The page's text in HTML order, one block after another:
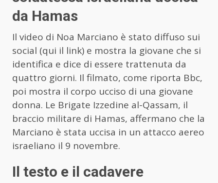
da Hamas
Il video di Noa Marciano è stato diffuso sui
social (qui il link) e mostra la giovane che si
identifica e dice di essere trattenuta da
quattro giorni. Il filmato, come riporta Bbc,
poi mostra il corpo ucciso di una giovane
donna. Le Brigate Izzedine al-Qassam, il
braccio militare di Hamas, affermano che la
Marciano è stata uccisa in un attacco aereo
israeliano il 9 novembre.
Il testo e il cadavere